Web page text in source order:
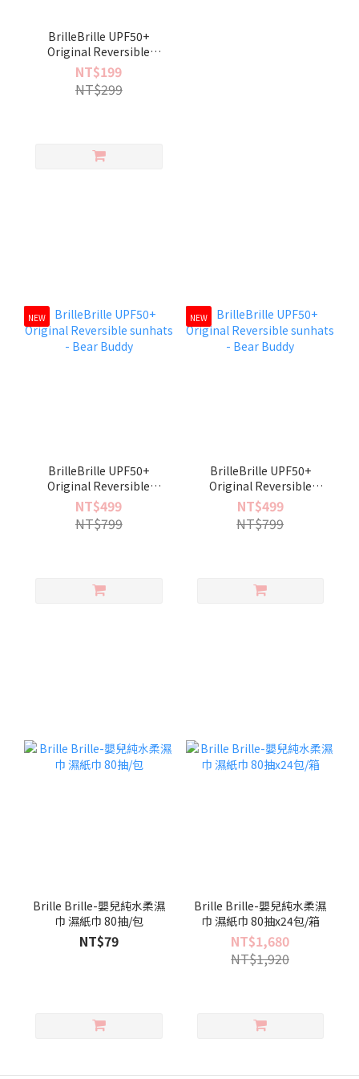
BrilleBrille UPF50+
Original Reversible
NT$199
NT$299
NEW
BrilleBrille UPF50+
Original Reversible
NT$499
NT$799
NEW
BrilleBrille UPF50+
Original Reversible
NT$499
NT$799
Brille Brille-嬰兒純水柔濕
巾 濕紙巾 80抽/包
NT$79
Brille Brille-嬰兒純水柔濕
巾 濕紙巾 80抽x24包/箱
NT$1,680
NT$1,920